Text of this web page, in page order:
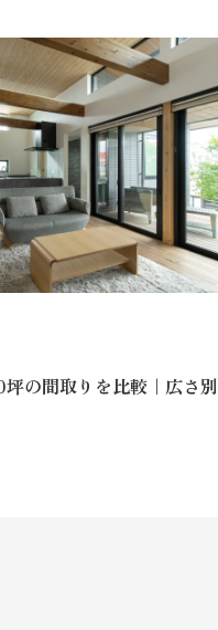
の間取りを比較｜広さ別